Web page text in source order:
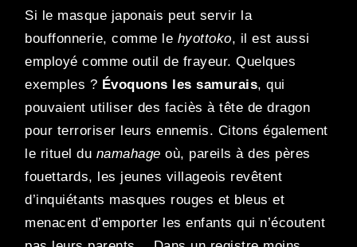
Si le masque japonais peut servir la
bouffonnerie, comme le hyottoko, il est aussi
employé comme outil de frayeur. Quelques
exemples ? Évoquons les samurais, qui
pouvaient utiliser des faciès à tête de dragon
pour terroriser leurs ennemis. Citons également
le rituel du namahage où, pareils à des pères
fouettards, les jeunes villageois revêtent
d’inquiétants masques rouges et bleus et
menacent d’emporter les enfants qui n’écoutent